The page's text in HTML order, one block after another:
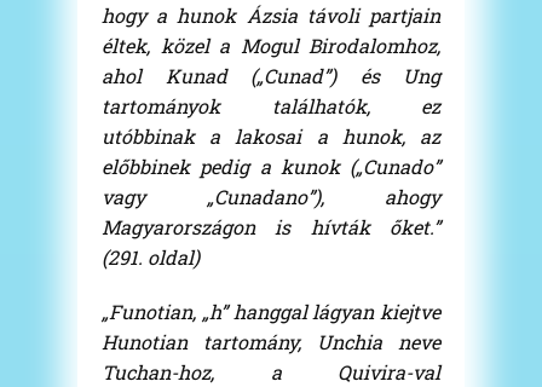
hogy a hunok Ázsia távoli partjain
éltek, közel a Mogul Birodalomhoz,
ahol Kunad („Cunad”) és Ung
tartományok találhatók, ez
utóbbinak a lakosai a hunok, az
előbbinek pedig a kunok („Cunado”
vagy „Cunadano”), ahogy
Magyarországon is hívták őket.”
(291. oldal)
„Funotian, „h” hanggal lágyan kiejtve
Hunotian tartomány, Unchia neve
Tuchan-hoz, a Quivira-val